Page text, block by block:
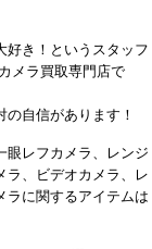
好き！というスタッフ
メラ買取専門店で
自信があります！
眼レフカメラ、レンジ
ラ、ビデオカメラ、レ
ラに関するアイテムは